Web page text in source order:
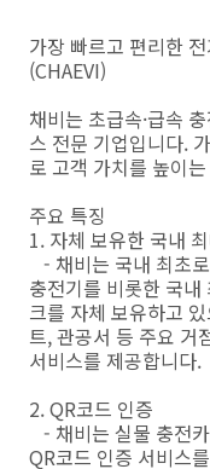
가장 빠르고 편리한
(CHAEVI)
채비는 초급속·급속
스 전문 기업입니다.
로 고객 가치를 높이
주요 특징
1. 자체 보유한 국내
- 채비는 국내 최초
충전기를 비롯한 국
크를 자체 보유하고
트, 관공서 등 주요 거
서비스를 제공합니다.
2. QR코드 인증
- 채비는 실물 충전
QR코드 인증 서비스